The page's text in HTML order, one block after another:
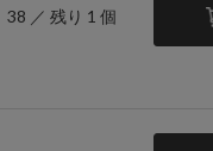
38 ／ 残り 1 個